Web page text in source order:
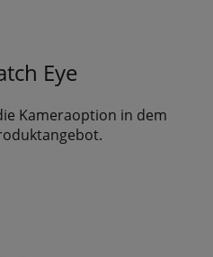
Eye
Kameraoption in dem